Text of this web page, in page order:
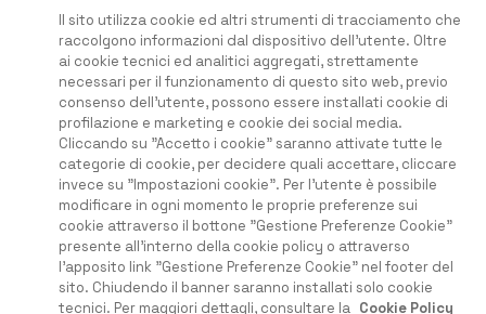
Il sito utilizza cookie ed altri strumenti di tracciamento che
raccolgono informazioni dal dispositivo dell'utente. Oltre
ai cookie tecnici ed analitici aggregati, strettamente
necessari per il funzionamento di questo sito web, previo
consenso dell'utente, possono essere installati cookie di
profilazione e marketing e cookie dei social media.
Cliccando su "Accetto i cookie" saranno attivate tutte le
categorie di cookie, per decidere quali accettare, cliccare
invece su "Impostazioni cookie". Per l'utente è possibile
modificare in ogni momento le proprie preferenze sui
cookie attraverso il bottone "Gestione Preferenze Cookie"
presente all'interno della cookie policy o attraverso
l'apposito link "Gestione Preferenze Cookie" nel footer del
sito. Chiudendo il banner saranno installati solo cookie
tecnici. Per maggiori dettagli, consultare la Cookie Policy
Questo Sito non guadagna dalle perdite degli utenti
Home
Condizioni e Termini
Privacy e Cookies
Disclaimer
Prezzi e abbonamenti